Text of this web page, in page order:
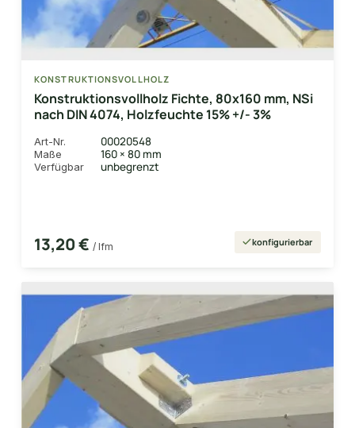
KONSTRUKTIONSVOLLHOLZ
Konstruktionsvollholz Fichte, 80x160 mm, NSi
nach DIN 4074, Holzfeuchte 15% +/- 3%
Art-Nr. 00020548
Maße 160 × 80 mm
Verfügbar unbegrenzt
13,20 € / lfm konfigurierbar